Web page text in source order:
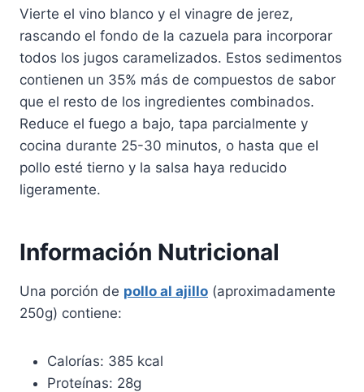
Vierte el vino blanco y el vinagre de jerez,
rascando el fondo de la cazuela para incorporar
todos los jugos caramelizados. Estos sedimentos
contienen un 35% más de compuestos de sabor
que el resto de los ingredientes combinados.
Reduce el fuego a bajo, tapa parcialmente y
cocina durante 25-30 minutos, o hasta que el
pollo esté tierno y la salsa haya reducido
ligeramente.
Información Nutricional
Una porción de pollo al ajillo (aproximadamente
250g) contiene:
Calorías: 385 kcal
Proteínas: 28g